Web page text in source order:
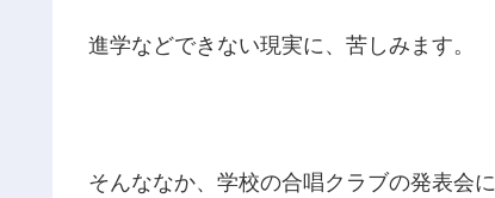
進学などできない現実に、苦しみます。
そんななか、学校の合唱クラブの発表会に